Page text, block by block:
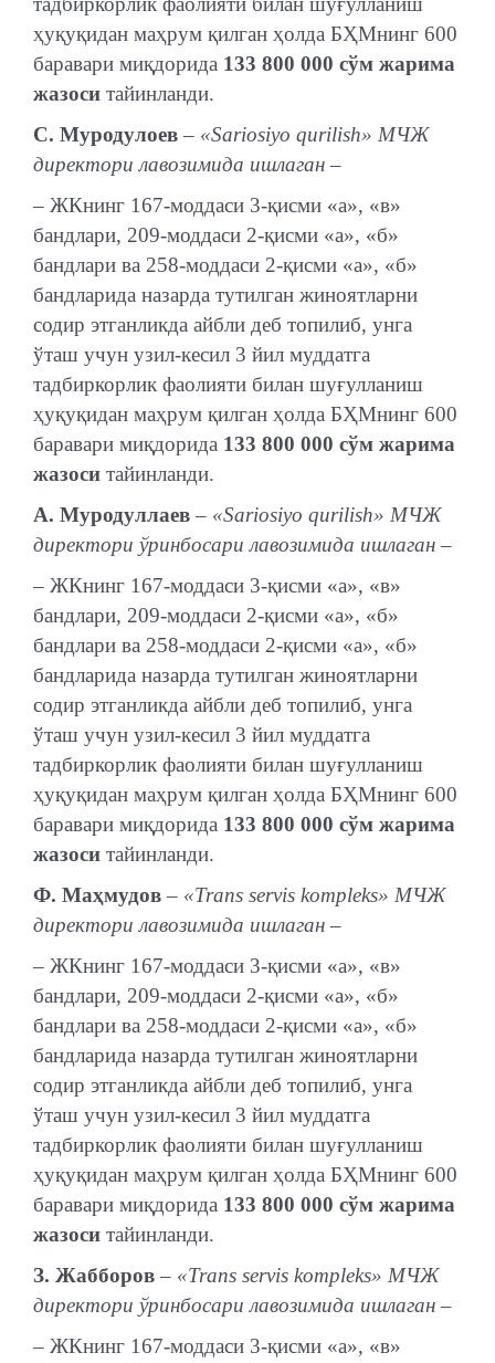
ҳуқуқидан маҳрум қилган ҳолда БҲМнинг 600
баравари миқдорида 133 800 000 сўм жарима
жазоси тайинланди.
С. Муродулоев – «Sariosiyo qurilish» МЧЖ
директори лавозимида ишлаган –
– ЖКнинг 167-моддаси 3-қисми «а», «в»
бандлари, 209-моддаси 2-қисми «а», «б»
бандлари ва 258-моддаси 2-қисми «а», «б»
бандларида назарда тутилган жиноятларни
содир этганликда айбли деб топилиб, унга
ўташ учун узил-кесил 3 йил муддатга
тадбиркорлик фаолияти билан шуғулланиш
ҳуқуқидан маҳрум қилган ҳолда БҲМнинг 600
баравари миқдорида 133 800 000 сўм жарима
жазоси тайинланди.
А. Муродуллаев – «Sariosiyo qurilish» МЧЖ
директори ўринбосари лавозимида ишлаган –
– ЖКнинг 167-моддаси 3-қисми «а», «в»
бандлари, 209-моддаси 2-қисми «а», «б»
бандлари ва 258-моддаси 2-қисми «а», «б»
бандларида назарда тутилган жиноятларни
содир этганликда айбли деб топилиб, унга
ўташ учун узил-кесил 3 йил муддатга
тадбиркорлик фаолияти билан шуғулланиш
ҳуқуқидан маҳрум қилган ҳолда БҲМнинг 600
баравари миқдорида 133 800 000 сўм жарима
жазоси тайинланди.
Ф. Маҳмудов – «Trans servis kompleks» МЧЖ
директори лавозимида ишлаган –
– ЖКнинг 167-моддаси 3-қисми «а», «в»
бандлари, 209-моддаси 2-қисми «а», «б»
бандлари ва 258-моддаси 2-қисми «а», «б»
бандларида назарда тутилган жиноятларни
содир этганликда айбли деб топилиб, унга
ўташ учун узил-кесил 3 йил муддатга
тадбиркорлик фаолияти билан шуғулланиш
ҳуқуқидан маҳрум қилган ҳолда БҲМнинг 600
баравари миқдорида 133 800 000 сўм жарима
жазоси тайинланди.
З. Жабборов – «Trans servis kompleks» МЧЖ
директори ўринбосари лавозимида ишлаган –
– ЖКнинг 167-моддаси 3-қисми «а», «в»